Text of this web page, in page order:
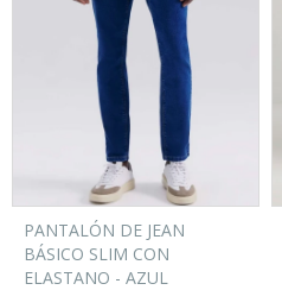
PANTALÓN DE JEAN
BÁSICO SLIM CON
ELASTANO - AZUL